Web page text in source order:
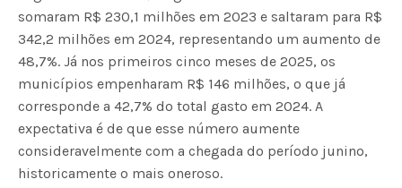
somaram R$ 230,1 milhões em 2023 e saltaram para R$
342,2 milhões em 2024, representando um aumento de
48,7%. Já nos primeiros cinco meses de 2025, os
municípios empenharam R$ 146 milhões, o que já
corresponde a 42,7% do total gasto em 2024. A
expectativa é de que esse número aumente
consideravelmente com a chegada do período junino,
historicamente o mais oneroso.